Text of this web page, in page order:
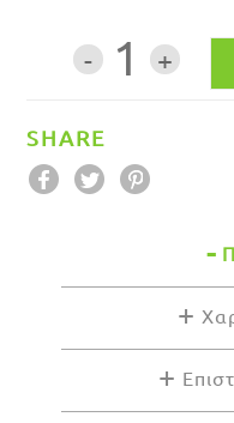
1
SHARE